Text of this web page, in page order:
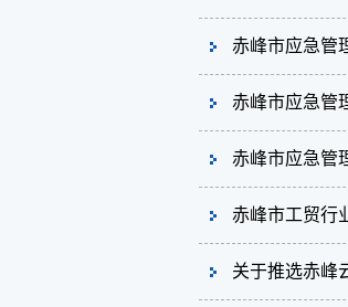
赤峰市应急管
赤峰市应急管
赤峰市应急管
赤峰市工贸行
关于推选赤峰